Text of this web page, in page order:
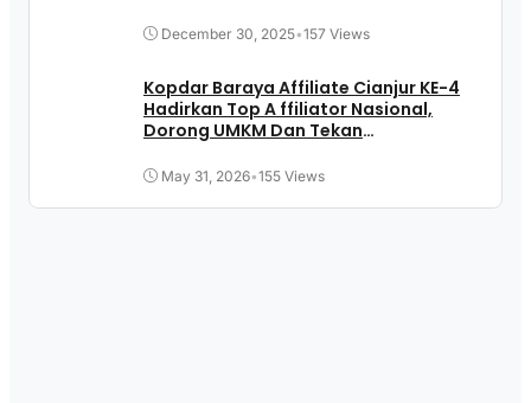
December 30, 2025•157 Views
Kopdar Baraya Affiliate Cianjur KE-4
Hadirkan Top A ffiliator Nasional,
Dorong UMKM Dan Tekan
May 31, 2026•155 Views